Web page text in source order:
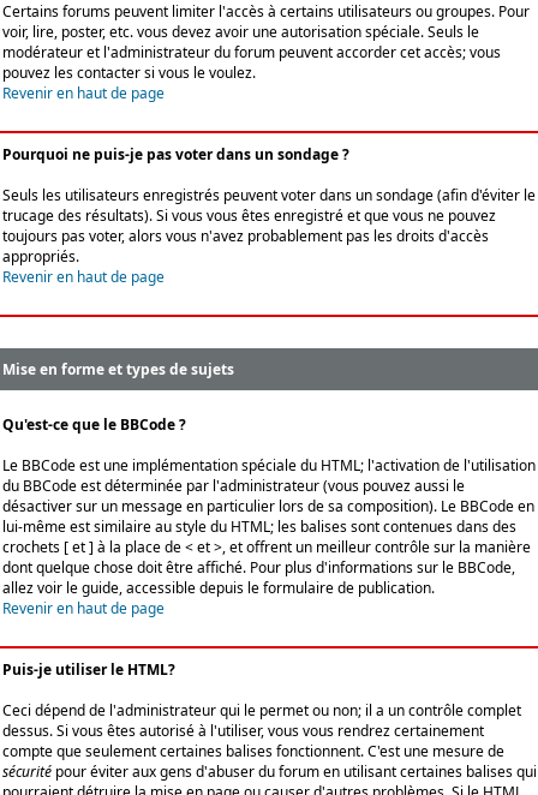
Certains forums peuvent limiter l'accès à certains utilisateurs ou groupes. Pour
voir, lire, poster, etc. vous devez avoir une autorisation spéciale. Seuls le
modérateur et l'administrateur du forum peuvent accorder cet accès; vous
pouvez les contacter si vous le voulez.
Revenir en haut de page
Pourquoi ne puis-je pas voter dans un sondage ?
Seuls les utilisateurs enregistrés peuvent voter dans un sondage (afin d'éviter le
trucage des résultats). Si vous vous êtes enregistré et que vous ne pouvez
toujours pas voter, alors vous n'avez probablement pas les droits d'accès
appropriés.
Revenir en haut de page
Mise en forme et types de sujets
Qu'est-ce que le BBCode ?
Le BBCode est une implémentation spéciale du HTML; l'activation de l'utilisation
du BBCode est déterminée par l'administrateur (vous pouvez aussi le
désactiver sur un message en particulier lors de sa composition). Le BBCode en
lui-même est similaire au style du HTML; les balises sont contenues dans des
crochets [ et ] à la place de < et >, et offrent un meilleur contrôle sur la manière
dont quelque chose doit être affiché. Pour plus d'informations sur le BBCode,
allez voir le guide, accessible depuis le formulaire de publication.
Revenir en haut de page
Puis-je utiliser le HTML?
Ceci dépend de l'administrateur qui le permet ou non; il a un contrôle complet
dessus. Si vous êtes autorisé à l'utiliser, vous vous rendrez certainement
compte que seulement certaines balises fonctionnent. C'est une mesure de
sécurité pour éviter aux gens d'abuser du forum en utilisant certaines balises qui